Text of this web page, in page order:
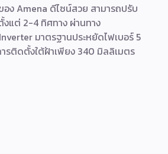
อง Amena ดีไซน์สวย สามารถปรับ
งแต่ 2-4 ทิศทาง ผ่านทาง
มาตรฐานประหยัดไฟเบอร์ 5
รติดตั้งใต้ฝ้าเพียง 340 มิลลิเมตร